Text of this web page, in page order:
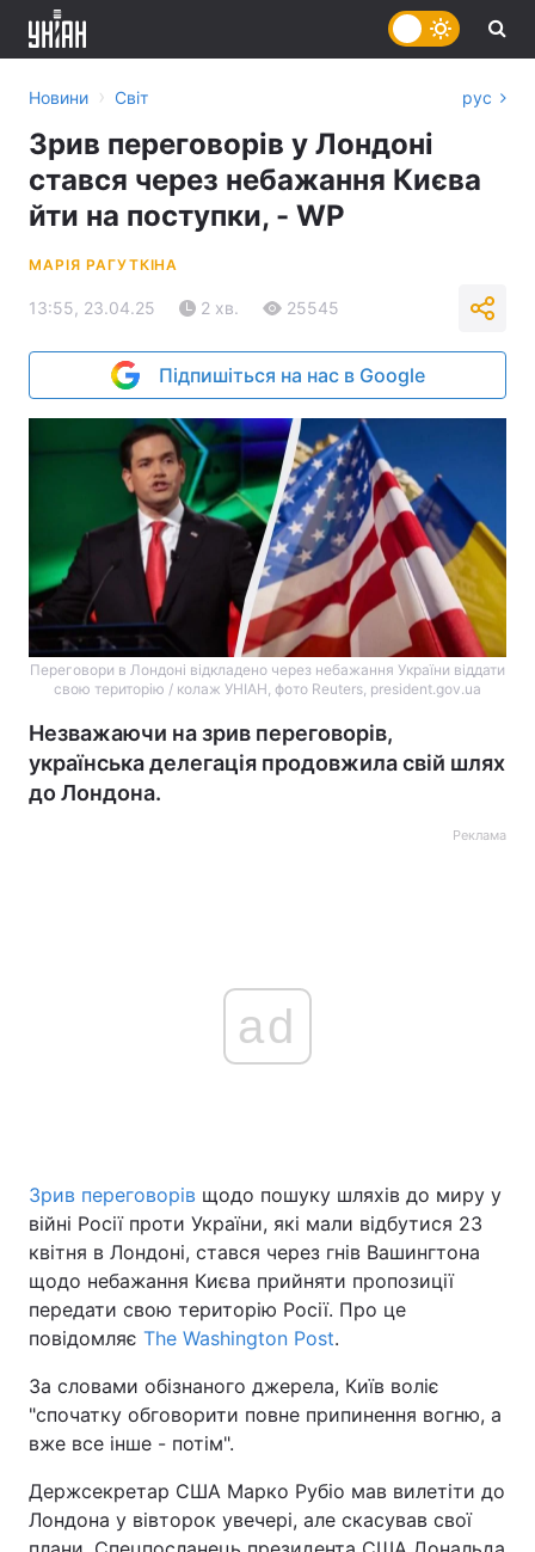
Україна Політика
Економіка Світ
Спорт Наука
Техно і зв'язок Лайт
Зброя
Здоров'я Туризм
Цікавинки Погода
Новини › Світ рус
Зрив переговорів у Лондоні
стався через небажання Києва
йти на поступки, - WP
МАРІЯ РАГУТКІНА
13:55, 23.04.25 2 хв. 25545
Підпишіться на нас в Google
Переговори в Лондоні відкладено через небажання України віддати
свою територію / колаж УНІАН, фото Reuters, president.gov.ua
Незважаючи на зрив переговорів,
українська делегація продовжила свій шлях
до Лондона.
Реклама
ad
Зрив переговорів щодо пошуку шляхів до миру у
війні Росії проти України, які мали відбутися 23
квітня в Лондоні, стався через гнів Вашингтона
щодо небажання Києва прийняти пропозиції
передати свою територію Росії. Про це
повідомляє The Washington Post.
За словами обізнаного джерела, Київ воліє
"спочатку обговорити повне припинення вогню, а
вже все інше - потім".
Держсекретар США Марко Рубіо мав вилетіти до
Лондона у вівторок увечері, але скасував свої